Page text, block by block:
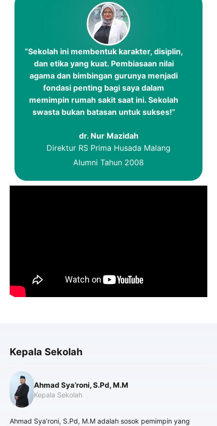
“Sekolah ini membentuk karakter, disiplin,
dan etika yang kuat. Pembiasaan nilai
agama dan bimbingan gurunya menjadi
fondasi penting bagi saya dalam
memimpin rumah sakit saat ini. Sekolah
swasta bukan batasan untuk sukses!”
dr. Nur Mazidah
Direktur RS Prima Husada Malang
Alumni Tahun 2008
Kepala Sekolah
Ahmad Sya’roni, S.Pd, M.M
Kepala Sekolah
Ahmad Sya’roni, S.Pd, M.M adalah sosok pemimpin yang